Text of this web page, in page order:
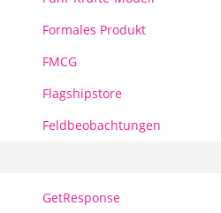
Formales Produkt
FMCG
Flagshipstore
Feldbeobachtungen
GetResponse